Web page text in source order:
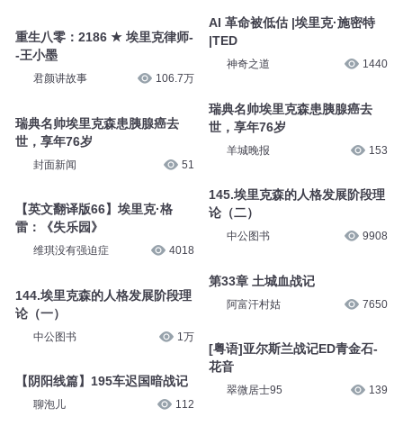
重生八零：2186 ★ 埃里克律师-
-王小墨
君颜讲故事 106.7万
瑞典名帅埃里克森患胰腺癌去
世，享年76岁
封面新闻 51
【英文翻译版66】埃里克·格
雷：《失乐园》
维琪没有强迫症 4018
144.埃里克森的人格发展阶段理
论（一）
中公图书 1万
【阴阳线篇】195车迟国暗战记
聊泡儿 112
AI 革命被低估 |埃里克·施密特
|TED
神奇之道 1440
瑞典名帅埃里克森患胰腺癌去
世，享年76岁
羊城晚报 153
145.埃里克森的人格发展阶段理
论（二）
中公图书 9908
第33章 土城血战记
阿富汗村姑 7650
[粤语]亚尔斯兰战记ED青金石-
花音
翠微居士95 139